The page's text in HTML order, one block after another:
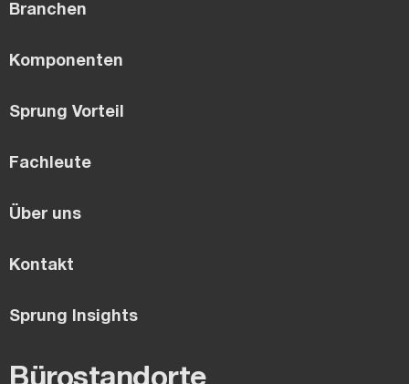
Branchen
Komponenten
Sprung Vorteil
Fachleute
Über uns
Kontakt
Sprung Insights